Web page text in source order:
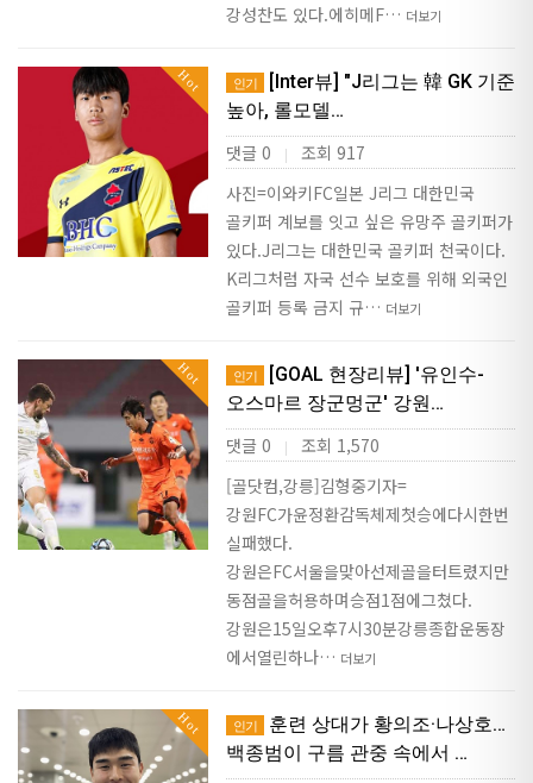
강성찬도 있다.에히메F… 더보기
Hot 인기
[Inter뷰] "J리그는 韓 GK 기준
높아, 롤모델…
댓글 0 |
조회 917
사진=이와키FC일본 J리그 대한민국
골키퍼 계보를 잇고 싶은 유망주 골키퍼가
있다.J리그는 대한민국 골키퍼 천국이다.
K리그처럼 자국 선수 보호를 위해 외국인
골키퍼 등록 금지 규… 더보기
Hot 인기
[GOAL 현장리뷰] '유인수-
오스마르 장군멍군' 강원…
댓글 0 |
조회 1,570
[골닷컴,강릉]김형중기자=
강원FC가윤정환감독체제첫승에다시한번
실패했다.
강원은FC서울을맞아선제골을터트렸지만
동점골을허용하며승점1점에그쳤다.
강원은15일오후7시30분강릉종합운동장
에서열린하나… 더보기
Hot 인기
훈련 상대가 황의조·나상호…
백종범이 구름 관중 속에서 …